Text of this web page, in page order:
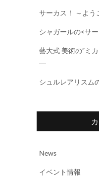
サーカス！ ～よう
シャガールの<サ
藝大式 美術の”ミ
―
シュルレアリスム
News
イベント情報